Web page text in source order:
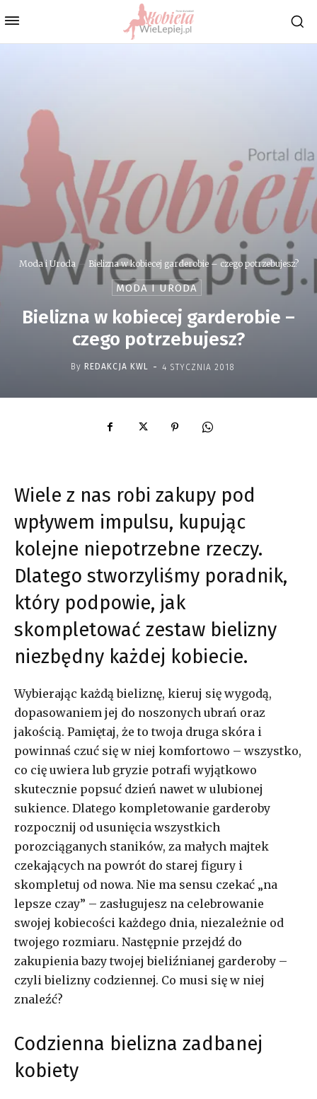
Moda i Uroda Bielizna w kobiecej garderobie – czego potrzebujesz?
MODA I URODA
Bielizna w kobiecej garderobie –
czego potrzebujesz?
By REDAKCJA KWL - 4 STYCZNIA 2018
Wiele z nas robi zakupy pod
wpływem impulsu, kupując
kolejne niepotrzebne rzeczy.
Dlatego stworzyliśmy poradnik,
który podpowie, jak
skompletować zestaw bielizny
niezbędny każdej kobiecie.
Wybierając każdą bieliznę, kieruj się wygodą,
dopasowaniem jej do noszonych ubrań oraz
jakością. Pamiętaj, że to twoja druga skóra i
powinnaś czuć się w niej komfortowo – wszystko,
co cię uwiera lub gryzie potrafi wyjątkowo
skutecznie popsuć dzień nawet w ulubionej
sukience. Dlatego kompletowanie garderoby
rozpocznij od usunięcia wszystkich
porozciąganych staników, za małych majtek
czekających na powrót do starej figury i
skompletuj od nowa. Nie ma sensu czekać „na
lepsze czay” – zasługujesz na celebrowanie
swojej kobiecości każdego dnia, niezależnie od
twojego rozmiaru. Następnie przejdź do
zakupienia bazy twojej bieliźnianej garderoby –
czyli bielizny codziennej. Co musi się w niej
znaleźć?
Codzienna bielizna zadbanej
kobiety